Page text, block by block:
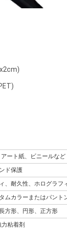
ート紙、ビニールなど
ド保護
、耐久性、ホログラフ
ムカラーまたはパント
方形、円形、正方形
粘着剤